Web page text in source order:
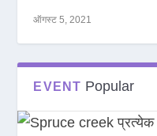
ऑगस्ट 5, 2021
EVENT Popular